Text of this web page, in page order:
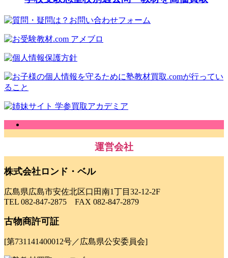
運営会社
株式会社ロンド・ベル
広島県広島市安佐北区口田南1丁目32-12-2F
TEL 082-847-2875 FAX 082-847-2879
古物商許可証
[第731141400012号／広島県公安委員会]